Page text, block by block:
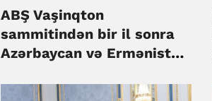
ABŞ Vaşinqton
sammitindən bir il sonra
Azərbaycan və Ermənistan
irəliləyişi qiymətləndirib